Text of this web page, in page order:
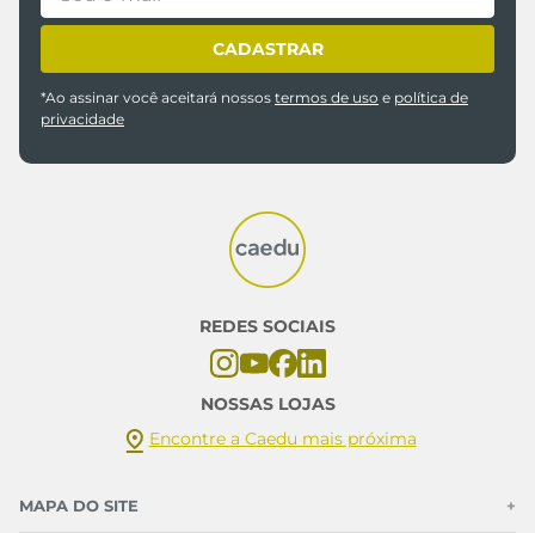
CADASTRAR
*Ao assinar você aceitará nossos termos de uso e política de
privacidade
REDES SOCIAIS
NOSSAS LOJAS
Encontre a Caedu mais próxima
MAPA DO SITE +